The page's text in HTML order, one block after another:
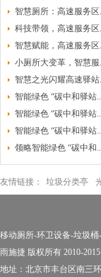
智慧厕所：高速服务区...
科技带领，高速服务区...
智慧赋能，高速服务区...
小厕所大变革，智慧服...
智慧之光闪耀高速驿站...
智能绿色 “碳中和驿站...
智能绿色 “碳中和驿站...
智能绿色 “碳中和驿站...
领略智能绿色 “碳中和...
友情链接：
垃圾分类亭
移动厕所-环卫设备-垃圾桶-
雨施捷 版权所有 2010-
地址：北京市丰台区南三